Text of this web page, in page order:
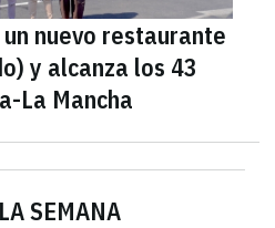
SEMANA
nuevo restaurante
y alcanza los 43
La Mancha